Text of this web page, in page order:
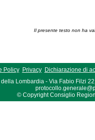
Il presente testo non ha
Policy Privacy Dichiarazione di
Lombardia - Via Fabio Filzi
© Copyright Consiglio